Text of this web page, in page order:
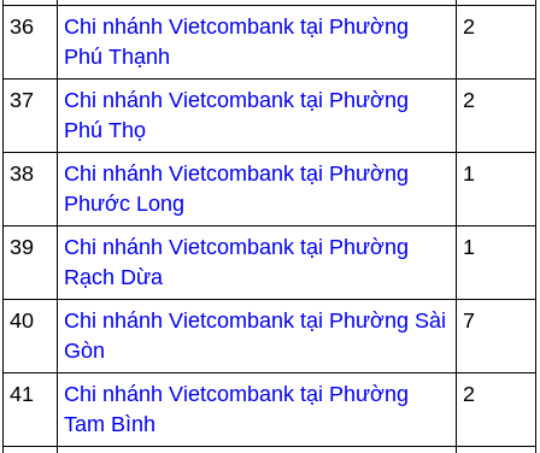
36
Chi nhánh Vietcombank tại Phường
Phú Thạnh
2
37
Chi nhánh Vietcombank tại Phường
Phú Thọ
2
38
Chi nhánh Vietcombank tại Phường
Phước Long
1
39
Chi nhánh Vietcombank tại Phường
Rạch Dừa
1
40
Chi nhánh Vietcombank tại Phường Sài
Gòn
7
41
Chi nhánh Vietcombank tại Phường
Tam Bình
2